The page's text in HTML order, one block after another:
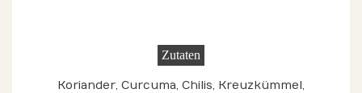
Zutaten
Koriander, Curcuma, Chilis, Kreuzkümmel,